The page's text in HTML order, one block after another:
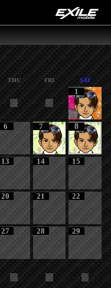
THU FRI SAT
1
6 7 8
13 14 15
20 21 22
27 28 29